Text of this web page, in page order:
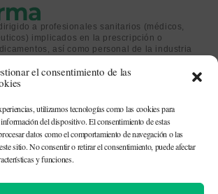
el consentimiento de las
utilizamos tecnologías como las cookies para
del dispositivo. El consentimiento de estas
datos como el comportamiento de navegación o las
sitio. No consentir o retirar el consentimiento, puede afectar
y funciones.
a profesionales sanitarios (médicos,
implicados en la prescripción o
así como personal de la industria
SOMOS|POLÍTICA DE COOKIES|POLÍTICA DE
reservados. |
| Recursos